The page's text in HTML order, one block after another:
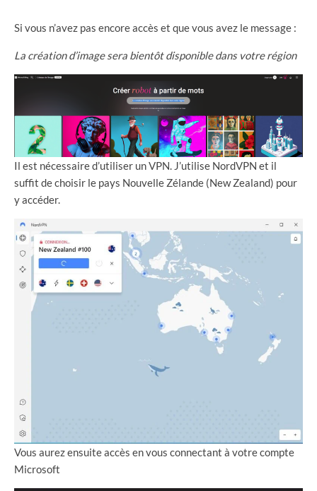
Si vous n’avez pas encore accès et que vous avez le message :
La création d’image sera bientôt disponible dans votre région
Il est nécessaire d’utiliser un VPN. J’utilise NordVPN et il
suffit de choisir le pays Nouvelle Zélande (New Zealand) pour
y accéder.
Vous aurez ensuite accès en vous connectant à votre compte
Microsoft